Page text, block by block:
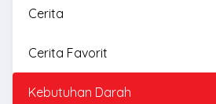
Cerita
Cerita Favorit
Kebutuhan Darah